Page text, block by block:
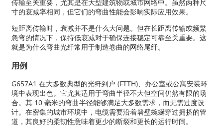
传输至关重要，尤其是在大型建筑物或城市网络中。虽然两种尺
寸的衰减率相同，但它们的弯曲性能会影响实际应用效果。
短距离传输时，衰减并不是什么大问题。但在长距离传输或频繁
急弯的情况下，保持低衰减对于确保连接稳定可靠至关重要。这
就是为什么弯曲光纤常用于制造卷曲的网络尾纤。
用例
G657A1 在大多数典型的光纤到户 (FTTH)、办公室或公寓安装环
境中表现出色。它尤其适用于弯曲半径不大但空间仍然有限的场
合。其 10 毫米的弯曲半径能够满足大多数需求，而无需过度设
计。在密集的城市环境中，电缆需要沿着墙壁蜿蜒穿过拥挤的管
道，其良好的柔韧性意味着更少的断裂和更长的运行时间。